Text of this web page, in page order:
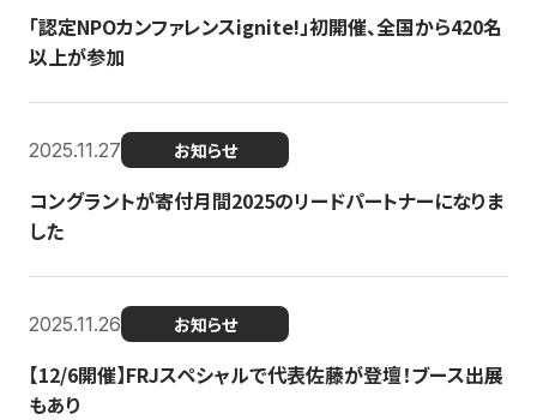
「認定NPOカンファレンスignite!」初開催、全国から420名
以上が参加
2025.11.27 お知らせ
コングラントが寄付月間2025のリードパートナーになりま
した
2025.11.26 お知らせ
【12/6開催】FRJスペシャルで代表佐藤が登壇！ブース出展
もあり